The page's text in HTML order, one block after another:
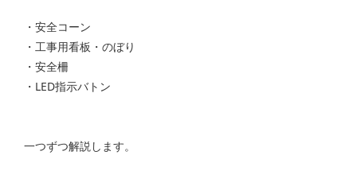
・安全コーン
・工事用看板・のぼり
・安全柵
・LED指示バトン
一つずつ解説します。